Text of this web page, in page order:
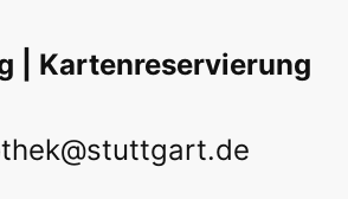
| Kartenreservierung